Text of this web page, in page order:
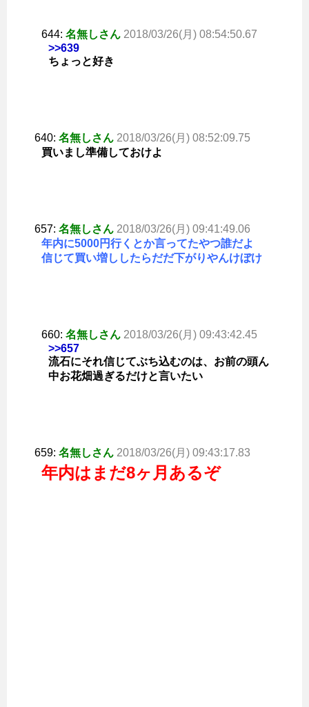
644: 名無しさん 2018/03/26(月) 08:54:50.67
>>639
ちょっと好き
640: 名無しさん 2018/03/26(月) 08:52:09.75
買いまし準備しておけよ
657: 名無しさん 2018/03/26(月) 09:41:49.06
年内に5000円行くとか言ってたやつ誰だよ
信じて買い増ししたらだだ下がりやんけぼけ
660: 名無しさん 2018/03/26(月) 09:43:42.45
>>657
流石にそれ信じてぶち込むのは、お前の頭ん
中お花畑過ぎるだけと言いたい
659: 名無しさん 2018/03/26(月) 09:43:17.83
年内はまだ8ヶ月あるぞ